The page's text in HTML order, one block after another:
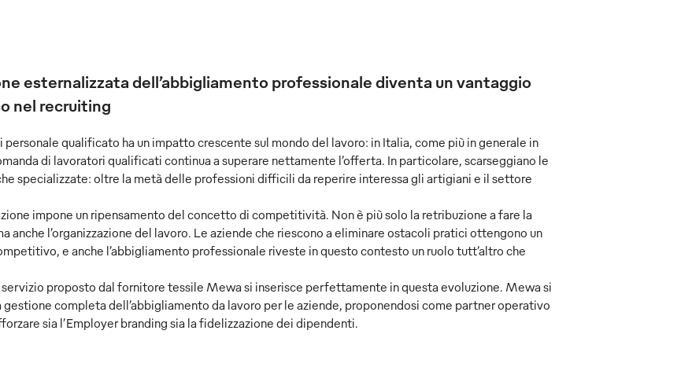
esternalizzata dell’abbigliamento professionale diventa un vantaggio
nel recruiting
personale qualificato ha un impatto crescente sul mondo del lavoro: in Italia, come più in generale in
di lavoratori qualificati continua a superare nettamente l’offerta. In particolare, scarseggiano le
specializzate: oltre la metà delle professioni difficili da reperire interessa gli artigiani e il settore
impone un ripensamento del concetto di competitività. Non è più solo la retribuzione a fare la
anche l’organizzazione del lavoro. Le aziende che riescono a eliminare ostacoli pratici ottengono un
e anche l’abbigliamento professionale riveste in questo contesto un ruolo tutt’altro che
proposto dal fornitore tessile Mewa si inserisce perfettamente in questa evoluzione. Mewa si
gestione completa dell’abbigliamento da lavoro per le aziende, proponendosi come partner operativo
sia l’Employer branding sia la fidelizzazione dei dipendenti.